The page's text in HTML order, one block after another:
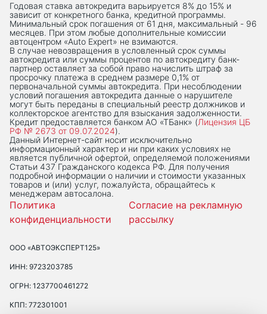
Годовая ставка автокредита варьируется 8% до 15% и
зависит от конкретного банка, кредитной программы.
Минимальный срок погашения от 61 дня, максимальный - 96
месяцев. При этом любые дополнительные комиссии
автоцентром «Auto Expert» не взимаются.
В случае невозвращения в условленный срок суммы
автокредита или суммы процентов по автокредиту банк-
партнер оставляет за собой право начислить штраф за
просрочку платежа в среднем размере 0,1% от
первоначальной суммы автокредита. При несоблюдении
условий погашения автокредита данные о нарушителе
могут быть переданы в специальный реестр должников и
коллекторское агентство для взыскания задолженности.
Кредит предоставляется банком АО «ТБанк» (Лицензия ЦБ
РФ № 2673 от 09.07.2024).
Данный Интернет-сaйт носит исключительно
информационный характер и ни при каких условиях не
является публичной офертой, определяемой положениями
Статьи 437 Гражданского кодекса РФ. Для получения
подробной информации о наличии и стоимости указанных
товаров и (или) услуг, пожалуйста, обращайтесь к
менеджерам автосалона.
Политика
конфиденциальности
Согласие на рекламную
рассылку
ООО «АВТОЭКСПЕРТ125»
ИНН: 9723203785
ОГРН: 1237700461272
КПП: 772301001